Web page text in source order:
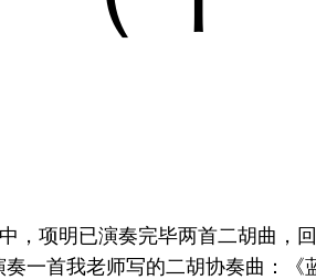
，项明已演奏完毕两首二胡曲，
奏一首我老师写的二胡协奏曲：